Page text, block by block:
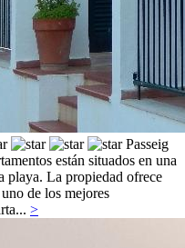
Passeig
están situados en una
playa. La propiedad ofrece
de los mejores
>